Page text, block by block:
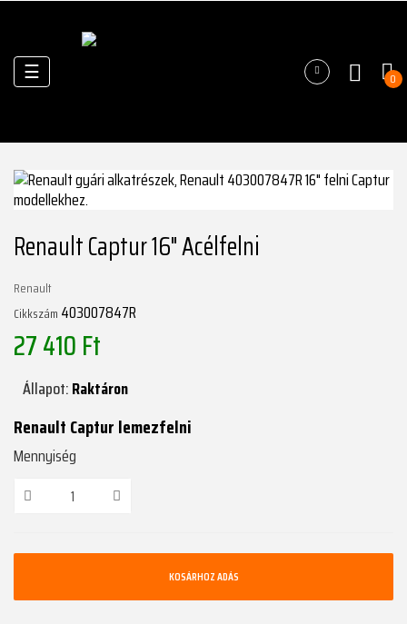
Váltás
a
☰ 0
Renault Captur 16" Acélfelni
Renault
Cikkszám 403007847R
27 410 Ft
Állapot:Raktáron
Renault Captur lemezfelni
Mennyiség
KOSÁRHOZ ADÁS